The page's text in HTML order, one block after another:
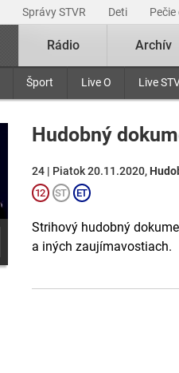
Správy STVR Deti Pečie
Šport Live O Live
Rádio Archív
Hudobný
24 | Piatok 20.11.2020,
Strihový hudobný
a iných zaujímavostiach.